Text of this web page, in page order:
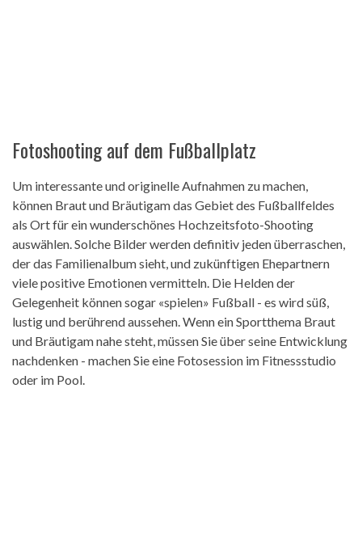
Fotoshooting auf dem Fußballplatz
Um interessante und originelle Aufnahmen zu machen,
können Braut und Bräutigam das Gebiet des Fußballfeldes
als Ort für ein wunderschönes Hochzeitsfoto-Shooting
auswählen. Solche Bilder werden definitiv jeden überraschen,
der das Familienalbum sieht, und zukünftigen Ehepartnern
viele positive Emotionen vermitteln. Die Helden der
Gelegenheit können sogar «spielen» Fußball - es wird süß,
lustig und berührend aussehen. Wenn ein Sportthema Braut
und Bräutigam nahe steht, müssen Sie über seine Entwicklung
nachdenken - machen Sie eine Fotosession im Fitnessstudio
oder im Pool.